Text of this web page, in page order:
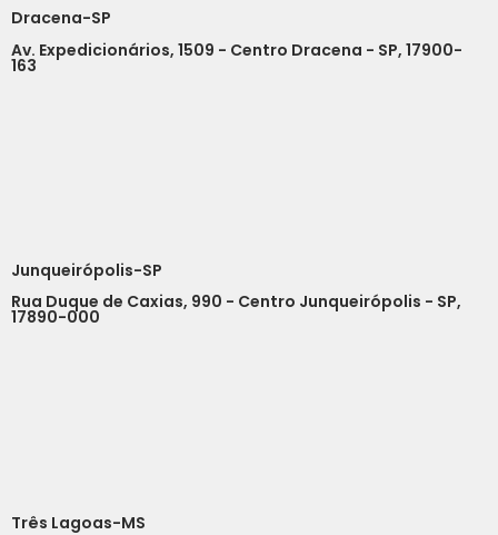
Dracena-SP
Av. Expedicionários, 1509 - Centro Dracena - SP, 17900-
163
Junqueirópolis-SP
Rua Duque de Caxias, 990 - Centro Junqueirópolis - SP,
17890-000
Três Lagoas-MS